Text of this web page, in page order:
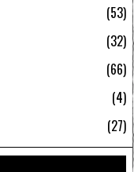
53
32
66
4
27